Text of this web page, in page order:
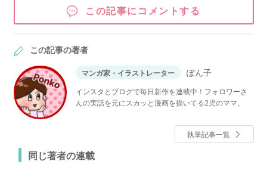
この記事にコメントする
この記事の著者
マンガ家・イラストレーター ぽん子
インスタとブログで毎日新作を連載中！フォロワーさ
んの実話を元にスカッと漫画を描いてる2児のママ。
執筆記事一覧
同じ著者の連載